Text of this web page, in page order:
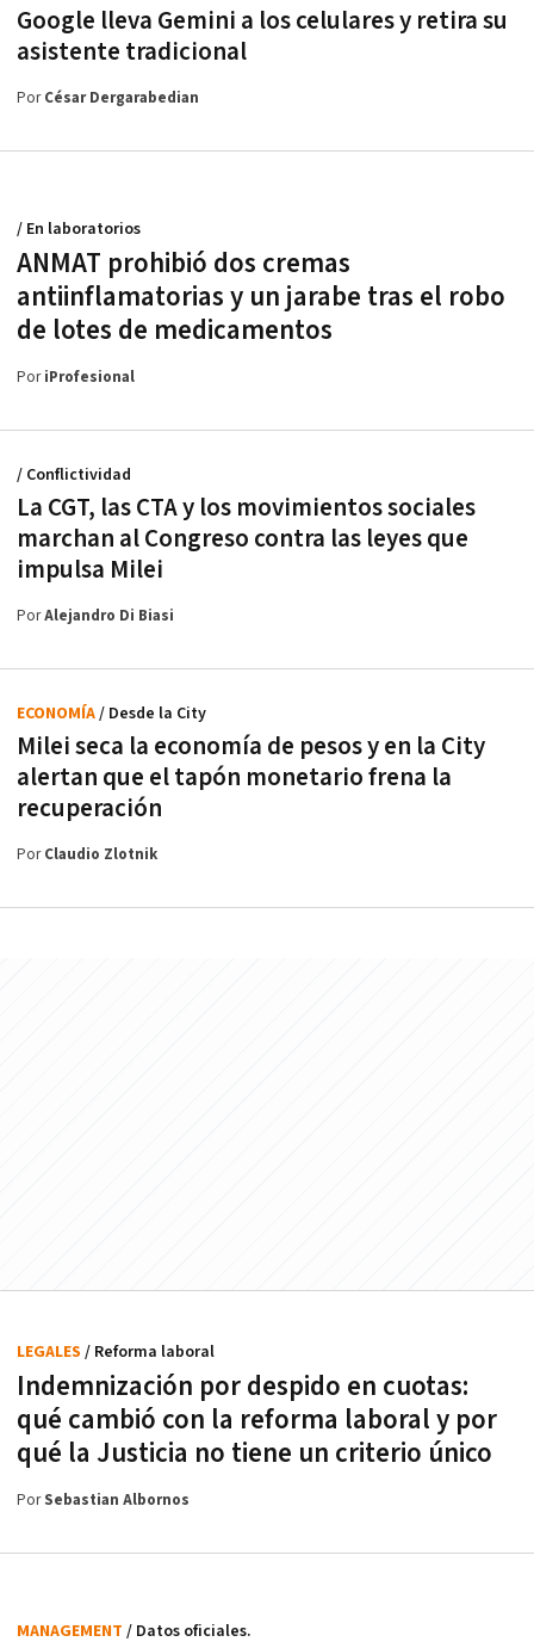
Google lleva Gemini a los celulares y retira su
asistente tradicional
PorCésar Dergarabedian
ANMAT prohibió dos cremas
antiinflamatorias y un jarabe tras el robo
de lotes de medicamentos
/ En laboratorios
PoriProfesional
La CGT, las CTA y los movimientos sociales
marchan al Congreso contra las leyes que
impulsa Milei
/ Conflictividad
PorAlejandro Di Biasi
Milei seca la economía de pesos y en la City
alertan que el tapón monetario frena la
recuperación
ECONOMÍA/ Desde la City
PorClaudio Zlotnik
Indemnización por despido en cuotas:
qué cambió con la reforma laboral y por
qué la Justicia no tiene un criterio único
LEGALES / Reforma laboral
PorSebastian Albornos
MANAGEMENT / Datos oficiales.